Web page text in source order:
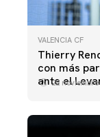
VALENCIA CF
Thierry
con más
ante el
22 noviembre